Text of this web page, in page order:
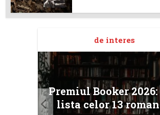
de interes
Premiul Booker
lista celor 13